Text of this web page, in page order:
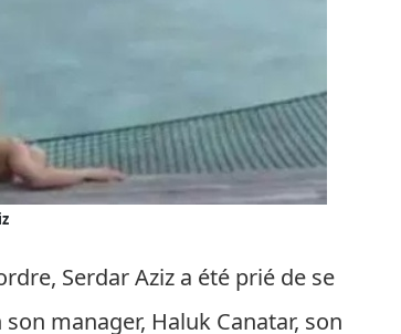
Serdar Aziz a été prié de se
manager, Haluk Canatar, son